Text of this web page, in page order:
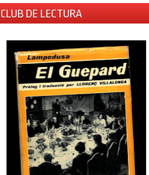
CLUB DE LECTURA